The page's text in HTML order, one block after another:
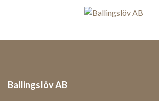
Ballingslöv AB